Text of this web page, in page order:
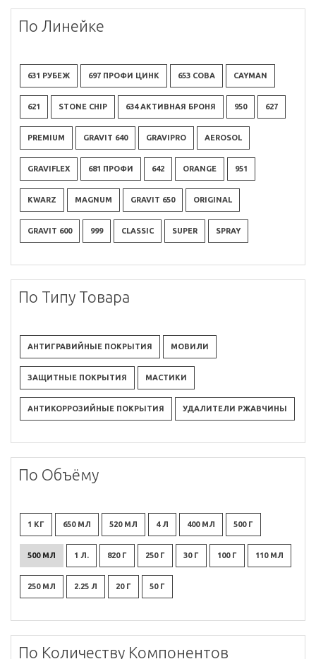
По Линейке
631 РУБЕЖ 697 ПРОФИ ЦИНК 653 СОВА CAYMAN
621 STONE CHIP 634 АКТИВНАЯ БРОНЯ 950 627
PREMIUM GRAVIT 640 GRAVIPRO AEROSOL
GRAVIFLEX 681 ПРОФИ 642 ORANGE 951
KWARZ MAGNUM GRAVIT 650 ORIGINAL
GRAVIT 600 999 CLASSIC SUPER SPRAY
По Типу Товара
АНТИГРАВИЙНЫЕ ПОКРЫТИЯ МОВИЛИ
ЗАЩИТНЫЕ ПОКРЫТИЯ МАСТИКИ
АНТИКОРРОЗИЙНЫЕ ПОКРЫТИЯ УДАЛИТЕЛИ РЖАВЧИНЫ
По Объёму
1 КГ 650 МЛ 520 МЛ 4 Л 400 МЛ 500 Г
500 МЛ 1 Л. 820 Г 250 Г 30 Г 100 Г 110 МЛ
250 МЛ 2.25 Л 20 Г 50 Г
По Количеству Компонентов